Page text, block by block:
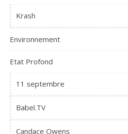
Krash
Environnement
Etat Profond
11 septembre
Babel.TV
Candace Owens